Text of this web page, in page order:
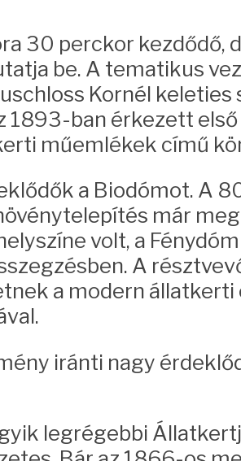
30 perckor kezdődő,
be. A tematikus
Kornél
ban érkezett
műemlékek című
a Biodómot. A
már
volt, a
A
a modern
iránti nagy
legrégebbi